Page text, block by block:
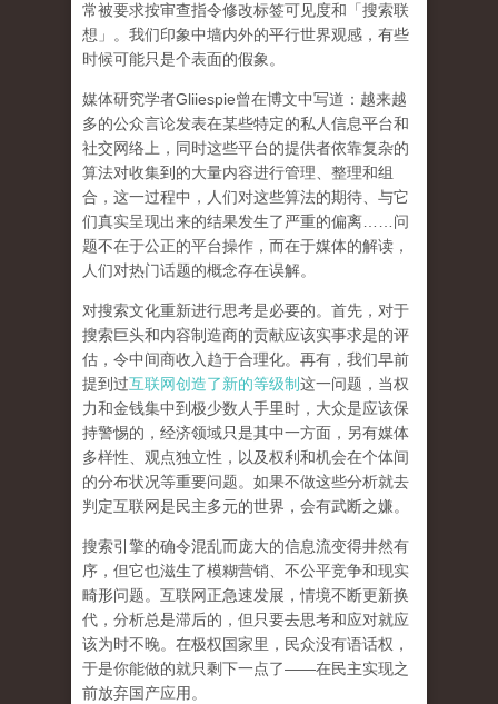
常被要求按审查指令修改标签可见度和「搜索联
想」。 我们印象中墙内外的平行世界观感，有些
时候可能只是个表面的假象。
媒体研究学者Gliiespie曾在博文中写道：越来越
多的公众言论发表在某些特定的私人信息平台和
社交网络上，同时这些平台的提供者依靠复杂的
算法对收集到的大量内容进行管理、整理和组
合，这一过程中，人们对这些算法的期待、与它
们真实呈现出来的结果发生了严重的偏离
问
题不在于公正的平台操作，而在于媒体的解读，
人们对热门话题的概念存在误解。
对搜索文化重新进行思考是必要的。首先，对于
搜索巨头和内容制造商的贡献应该实事求是的评
估，令中间商收入趋于合理化。再有，我们早前
提到过互联网创造了新的等级制这一问题，当权
力和金钱集中到极少数人手里时，大众是应该保
持警惕的，经济领域只是其中一方面，另有媒体
多样性、观点独立性，以及权利和机会在个体间
的分布状况等重要问题。 如果不做这些分析就去
判定互联网是民主多元的世界，会有武断之嫌。
搜索引擎的确令混乱而庞大的信息流变得井然有
序，但它也滋生了模糊营销、不公平竞争和现实
畸形问题。互联网正急速发展，情境不断更新换
代，分析总是滞后的，但只要去思考和应对就应
该为时不晚。在极权国家里，民众没有语话权，
于是你能做的就只剩下一点了——在民主实现之
前放弃国产应用 。